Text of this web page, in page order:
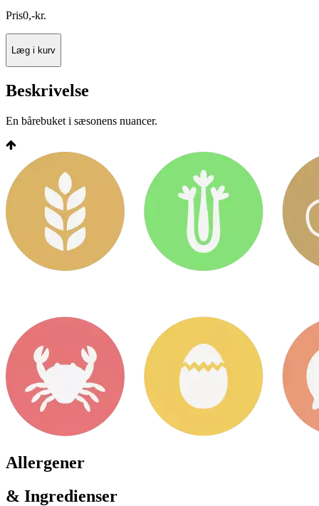
Pris0,-kr.
Læg i kurv
Beskrivelse
En bårebuket i sæsonens nuancer.
Allergener
& Ingredienser